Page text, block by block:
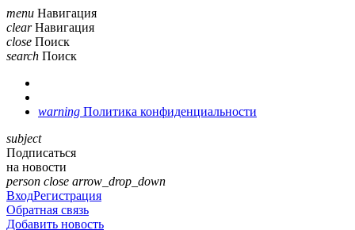
menu Навигация
clear Навигация
close Поиск
search Поиск
warning Политика конфиденциальности
subject
Подписаться
на новости
person close arrow_drop_down
ВходРегистрация
Обратная связь
Добавить новость